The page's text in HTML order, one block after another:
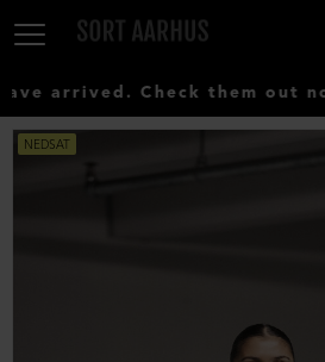
arrived. Check them out now
NEDSAT